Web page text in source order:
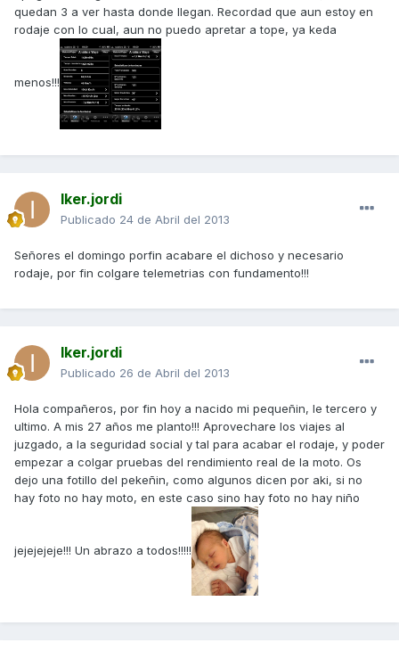
quedan 3 a ver hasta donde llegan. Recordad que aun estoy en
rodaje con lo cual, aun no puedo apretar a tope, ya keda
menos!!!
Iker.jordi
Publicado 24 de Abril del 2013
Señores el domingo porfin acabare el dichoso y necesario
rodaje, por fin colgare telemetrias con fundamento!!!
Iker.jordi
Publicado 26 de Abril del 2013
Hola compañeros, por fin hoy a nacido mi pequeñin, le tercero y
ultimo. A mis 27 años me planto!!! Aprovechare los viajes al
juzgado, a la seguridad social y tal para acabar el rodaje, y poder
empezar a colgar pruebas del rendimiento real de la moto. Os
dejo una fotillo del pekeñin, como algunos dicen por aki, si no
hay foto no hay moto, en este caso sino hay foto no hay niño
jejejejeje!!! Un abrazo a todos!!!!!